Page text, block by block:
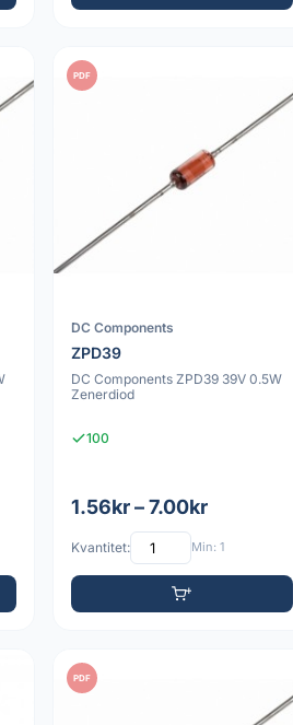
PDF
DC Components
ZPD39
DC Components ZPD39 39V 0.5W
Zenerdiod
100
1.56kr – 7.00kr
Kvantitet: Min: 1
PDF